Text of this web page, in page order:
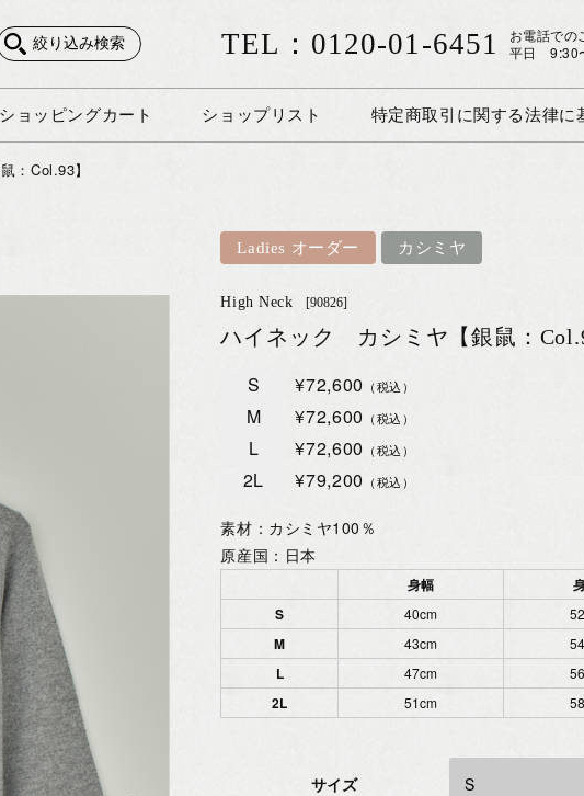
絞り込み検索 TEL：0120-01-6451
お電話での
平日 9:30
ショッピングカート ショップリスト 特定商取引に関する法律に
：Col.93】
Ladies オーダー カシミヤ
High Neck [90826]
ハイネック カシミヤ【銀鼠：
S ¥72,600 （税込）
M ¥72,600 （税込）
L ¥72,600 （税込）
2L ¥79,200 （税込）
素材：カシミヤ100％
原産国：日本
身幅
S
40cm
M 43cm
L 47cm
2L 51cm
サイズ